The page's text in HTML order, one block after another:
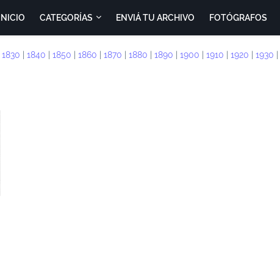
INICIO CATEGORÍAS ENVIÁ TU ARCHIVO FOTÓGRAFOS
1830 1840 1850 1860 1870 1880 1890 1900 1910 1920 1930